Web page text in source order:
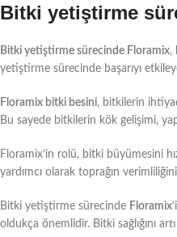
Bitki yetiştirme
Bitki yetiştirme sürecinde Floramix,
yetiştirme sürecinde başarıyı
Floramix bitki besini, bitkilerin
Bu sayede bitkilerin kök gelişimi,
Floramix’in rolü, bitki büyümesini
yardımcı olarak toprağın
Bitki yetiştirme sürecinde Floramix
oldukça önemlidir. Bitki sağlığını